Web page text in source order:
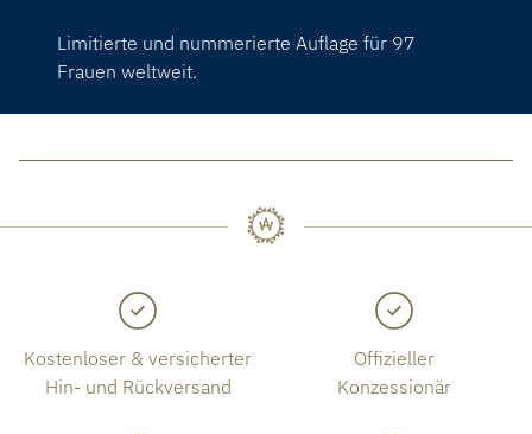
Limitierte und nummerierte Auflage für 97
Frauen weltweit.
Kostenloser & versicherter
Hin- und Rückversand
Offizieller
Konzessionär